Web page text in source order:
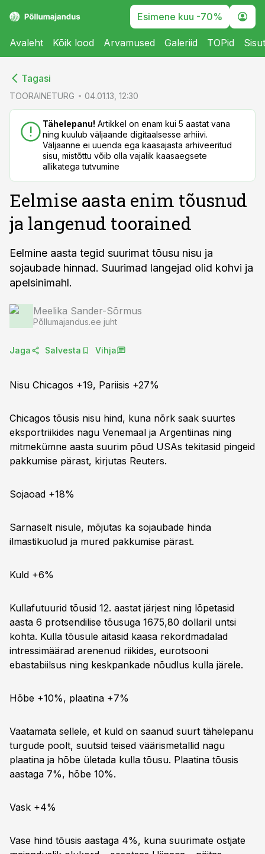
Esimene kuu -70%
Avaleht Kõik lood Arvamused Galeriid TOPid
Tagasi
TOORAINETURG 04.01.13, 12:30
Tähelepanu! Artikkel on enam kui 5 aastat vana
ning kuulub väljaande digitaalsesse arhiivi.
Väljaanne ei uuenda ega kaasajasta arhiveeritud
sisu, mistõttu võib olla vajalik kaasaegsete
allikatega tutvumine
Eelmise aasta enim tõusnud
ja langenud toorained
Eelmine aasta tegid suurimat tõusu nisu ja
sojaubade hinnad. Suurimad langejad olid kohvi ja
apelsinimahl.
Meelika Sander-Sõrmus
Põllumajandus.ee juht
Jaga Salvesta Vihja
Nisu Chicagos +19, Pariisis +27%
Chicagos tõusis nisu hind, kuna nõrk saak suurtes
eksportriikides nagu Venemaal ja Argentiinas ning
mitmekümne aasta suurim põud USAs tekitasid pingeid
pakkumise pärast, kirjutas Reuters.
Sojaoad +18%
Sarnaselt nisule, mõjutas ka sojaubade hinda
ilmastikuolud ja mured pakkumise pärast.
Kuld +6%
Kullafutuurid tõusid 12. aastat järjest ning lõpetasid
aasta 6 protsendilise tõusuga 1675,80 dollaril untsi
kohta. Kulla tõusule aitasid kaasa rekordmadalad
intressimäärad arenenud riikides, eurotsooni
ebastabiilsus ning keskpankade nõudlus kulla järele.
Hõbe +10%, plaatina +7%
Vaatamata sellele, et kuld on saanud suurt tähelepanu
turgude poolt, suutsid teised väärismetallid nagu
plaatina ja hõbe ületada kulla tõusu. Plaatina tõusis
aastaga 7%, hõbe 10%.
Vask +4%
Vase hind tõusis aastaga 4%, kuna suurimate ostjate